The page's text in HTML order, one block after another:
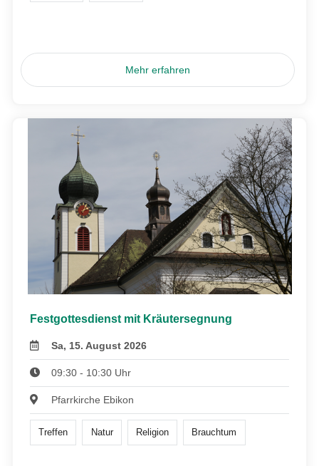
Mehr erfahren
Festgottesdienst mit Kräutersegnung
Sa, 15. August 2026
09:30 - 10:30 Uhr
Pfarrkirche Ebikon
Treffen Natur Religion Brauchtum